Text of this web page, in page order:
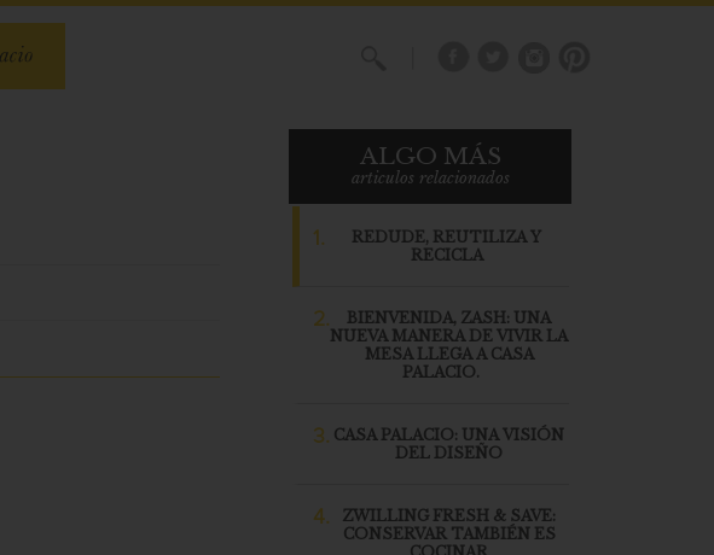
ALGO MÁS
articulos relacionados
1.
REDUDE, REUTILIZA Y
RECICLA
2.
BIENVENIDA, ZASH: UNA
NUEVA MANERA DE VIVIR LA
MESA LLEGA A CASA
PALACIO.
3. CASA PALACIO: UNA VISIÓN
DEL DISEÑO
4.
ZWILLING FRESH & SAVE:
CONSERVAR TAMBIÉN ES